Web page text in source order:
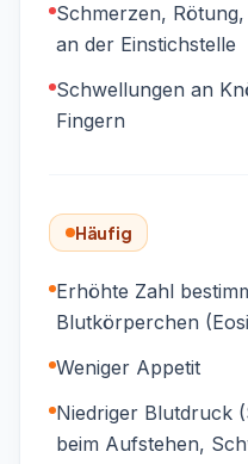
Schmerzen,
an der Einstichstelle
Schwellungen an
Fingern
Häufig
Erhöhte Zahl
Blutkörperchen
Weniger Appetit
Niedriger Blutdruck
beim Aufstehen,